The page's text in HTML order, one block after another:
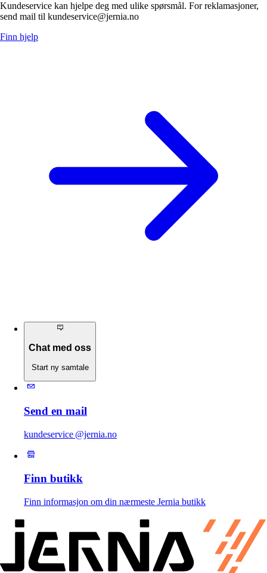
Kundeservice kan hjelpe deg med ulike spørsmål. For reklamasjoner,
send mail til kundeservice@jernia.no
Finn hjelp
Chat med oss
Start ny samtale
Send en mail
kundeservice @jernia.no
Finn butikk
Finn informasjon om din nærmeste Jernia butikk